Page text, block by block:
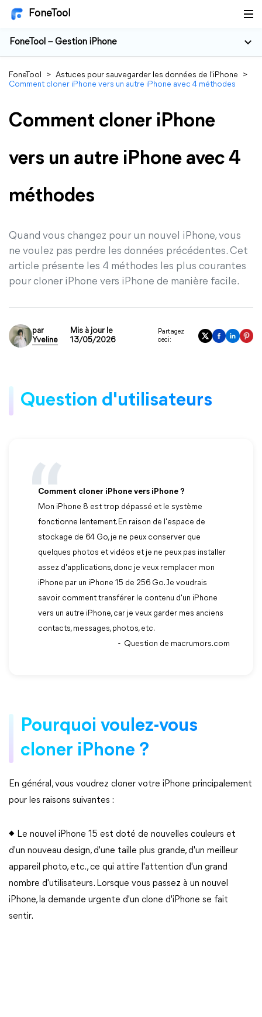
FoneTool
FoneTool – Gestion iPhone
FoneTool > Astuces pour sauvegarder les données de l'iPhone
>
Comment cloner iPhone vers un autre iPhone avec 4 méthodes
Comment cloner iPhone
vers un autre iPhone avec 4
méthodes
Quand vous changez pour un nouvel iPhone, vous
ne voulez pas perdre les données précédentes. Cet
article présente les 4 méthodes les plus courantes
pour cloner iPhone vers iPhone de manière facile.
par
Yveline
Mis à jour le
13/05/2026
Partagez
ceci:
Question d'utilisateurs
Comment cloner iPhone vers iPhone ?
Mon iPhone 8 est trop dépassé et le système
fonctionne lentement. En raison de l'espace de
stockage de 64 Go, je ne peux conserver que
quelques photos et vidéos et je ne peux pas installer
assez d'applications, donc je veux remplacer mon
iPhone par un iPhone 15 de 256 Go. Je voudrais
savoir comment transférer le contenu d'un iPhone
vers un autre iPhone, car je veux garder mes anciens
contacts, messages, photos, etc.
- Question de macrumors.com
Pourquoi voulez-vous
cloner iPhone ?
En général, vous voudrez cloner votre iPhone principalement
pour les raisons suivantes :
◆ Le nouvel iPhone 15 est doté de nouvelles couleurs et
d'un nouveau design, d'une taille plus grande, d'un meilleur
appareil photo, etc., ce qui attire l'attention d'un grand
nombre d'utilisateurs. Lorsque vous passez à un nouvel
iPhone, la demande urgente d'un clone d'iPhone se fait
sentir.